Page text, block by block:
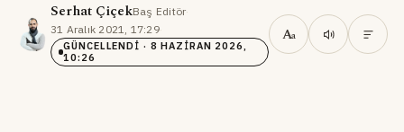
Serhat ÇiçekBaş Editör·
31 Aralık 2021, 17:29·
GÜNCELLENDI · 8 HAZIRAN 2026,
10:26
Aa